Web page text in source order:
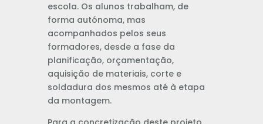
escola. Os alunos trabalham, de
forma autónoma, mas
acompanhados pelos seus
formadores, desde a fase da
planificação, orçamentação,
aquisição de materiais, corte e
soldadura dos mesmos até à etapa
da montagem.